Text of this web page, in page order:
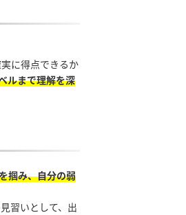
に得点できるか
ルまで理解を深
掴み、自分の弱
習いとして、出